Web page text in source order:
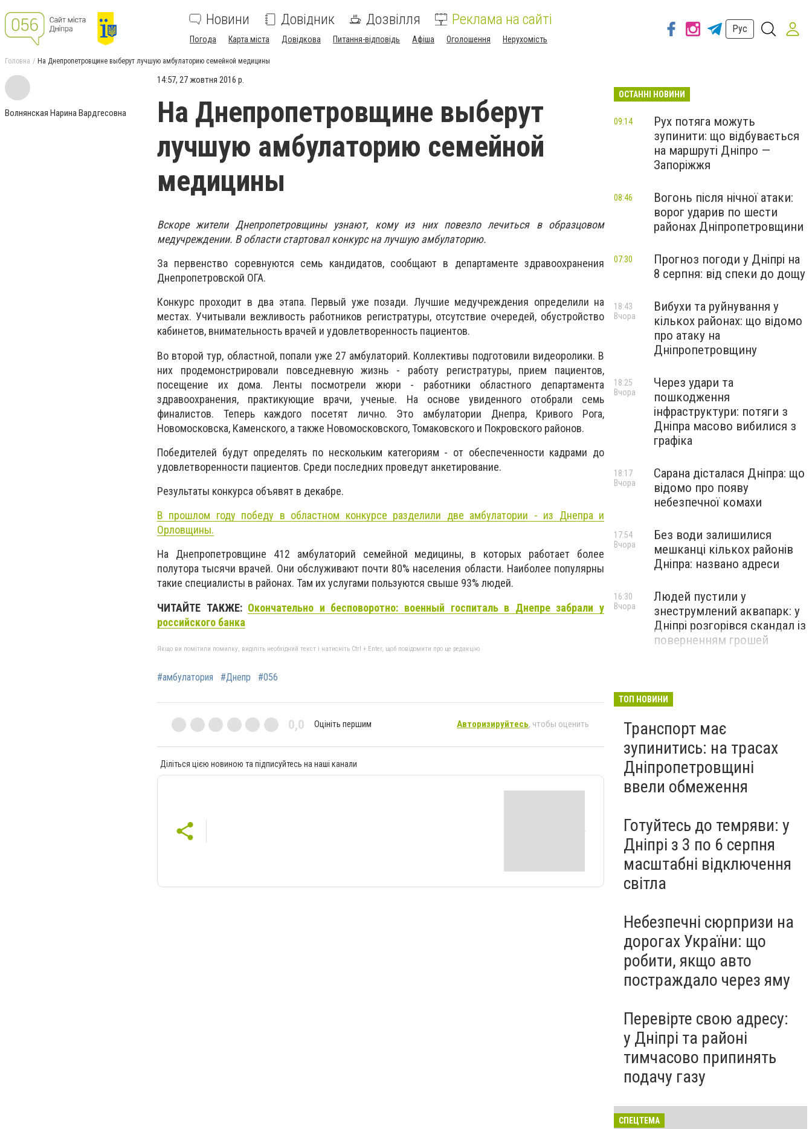
Новини Довідник Дозвілля Реклама на сайті
Погода Карта міста Довідкова Питання-відповідь Афіша Оголошення Нерухомість
Рус
Головна На Днепропетровщине выберут лучшую амбулаторию семейной медицины
Волнянская Нарина Вардгесовна
14:57, 27 жовтня 2016 р.
На Днепропетровщине выберут
лучшую амбулаторию семейной
медицины
Вскоре жители Днепропетровщины узнают, кому из них повезло лечиться в образцовом
медучреждении. В области стартовал конкурс на лучшую амбулаторию.
За первенство соревнуются семь кандидатов, сообщают в департаменте здравоохранения
Днепропетровской ОГА.
Конкурс проходит в два этапа. Первый уже позади. Лучшие медучреждения определили на
местах. Учитывали вежливость работников регистратуры, отсутствие очередей, обустройство
кабинетов, внимательность врачей и удовлетворенность пациентов.
Во второй тур, областной, попали уже 27 амбулаторий. Коллективы подготовили видеоролики. В
них продемонстрировали повседневную жизнь - работу регистратуры, прием пациентов,
посещение их дома. Ленты посмотрели жюри - работники областного департамента
здравоохранения, практикующие врачи, ученые. На основе увиденного отобрали семь
финалистов. Теперь каждого посетят лично. Это амбулатории Днепра, Кривого Рога,
Новомосковска, Каменского, а также Новомосковского, Томаковского и Покровского районов.
Победителей будут определять по нескольким категориям - от обеспеченности кадрами до
удовлетворенности пациентов. Среди последних проведут анкетирование.
Результаты конкурса объявят в декабре.
В прошлом году победу в областном конкурсе разделили две амбулатории - из Днепра и
Орловщины.
На Днепропетровщине 412 амбулаторий семейной медицины, в которых работает более
полутора тысячи врачей. Они обслуживают почти 80% населения области. Наиболее популярны
такие специалисты в районах. Там их услугами пользуются свыше 93% людей.
ЧИТАЙТЕ ТАКЖЕ: Окончательно и бесповоротно: военный госпиталь в Днепре забрали у
российского банка
Якщо ви помітили помилку, виділіть необхідний текст і натисніть Ctrl + Enter, щоб повідомити про це редакцію
#амбулатория #Днепр #056
0,0 Оцініть першим Авторизируйтесь, чтобы оценить
Діліться цією новиною та підписуйтесь на наші канали
ОСТАННІ НОВИНИ
Рух потяга можуть
зупинити: що відбувається
на маршруті Дніпро —
Запоріжжя
09:14
Вогонь після нічної атаки:
ворог ударив по шести
районах Дніпропетровщини
08:46
Прогноз погоди у Дніпрі на
8 серпня: від спеки до дощу
07:30
Вибухи та руйнування у
кількох районах: що відомо
про атаку на
Дніпропетровщину
18:43
Вчора
Через удари та
пошкодження
інфраструктури: потяги з
Дніпра масово вибилися з
графіка
18:25
Вчора
Сарана дісталася Дніпра: що
відомо про появу
небезпечної комахи
18:17
Вчора
Без води залишилися
мешканці кількох районів
Дніпра: названо адреси
17:54
Вчора
Людей пустили у
знеструмлений аквапарк: у
Дніпрі розгорівся скандал із
поверненням грошей
16:30
Вчора
ТОП НОВИНИ
Транспорт має
зупинитись: на трасах
Дніпропетровщині
ввели обмеження
Готуйтесь до темряви: у
Дніпрі з 3 по 6 серпня
масштабні відключення
світла
Небезпечні сюрпризи на
дорогах України: що
робити, якщо авто
постраждало через яму
Перевірте свою адресу:
у Дніпрі та районі
тимчасово припинять
подачу газу
СПЕЦТЕМА